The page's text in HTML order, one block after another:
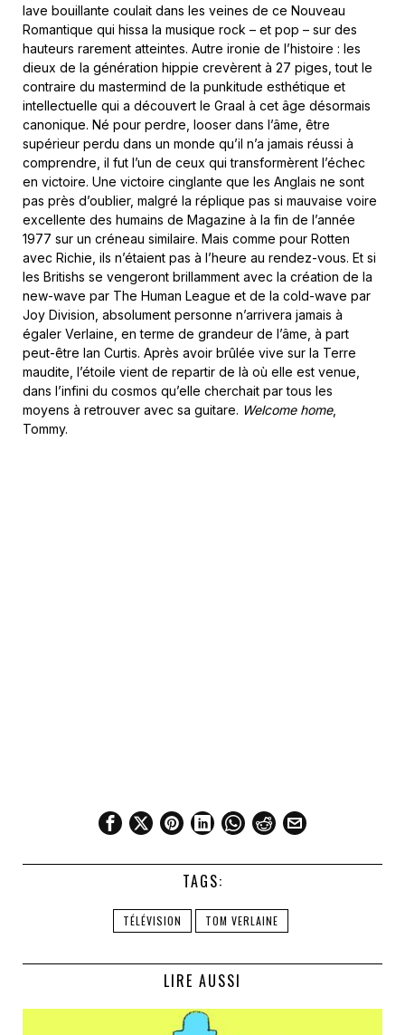
lave bouillante coulait dans les veines de ce Nouveau
Romantique qui hissa la musique rock – et pop – sur des
hauteurs rarement atteintes. Autre ironie de l’histoire : les
dieux de la génération hippie crevèrent à 27 piges, tout le
contraire du mastermind de la punkitude esthétique et
intellectuelle qui a découvert le Graal à cet âge désormais
canonique. Né pour perdre, looser dans l’âme, être
supérieur perdu dans un monde qu’il n’a jamais réussi à
comprendre, il fut l’un de ceux qui transformèrent l’échec
en victoire. Une victoire cinglante que les Anglais ne sont
pas près d’oublier, malgré la réplique pas si mauvaise voire
excellente des humains de Magazine à la fin de l’année
1977 sur un créneau similaire. Mais comme pour Rotten
avec Richie, ils n’étaient pas à l’heure au rendez-vous. Et si
les Britishs se vengeront brillamment avec la création de la
new-wave par The Human League et de la cold-wave par
Joy Division, absolument personne n’arrivera jamais à
égaler Verlaine, en terme de grandeur de l’âme, à part
peut-être Ian Curtis. Après avoir brûlée vive sur la Terre
maudite, l’étoile vient de repartir de là où elle est venue,
dans l’infini du cosmos qu’elle cherchait par tous les
moyens à retrouver avec sa guitare. Welcome home,
Tommy.
TAGS:
TÉLÉVISION TOM VERLAINE
LIRE AUSSI